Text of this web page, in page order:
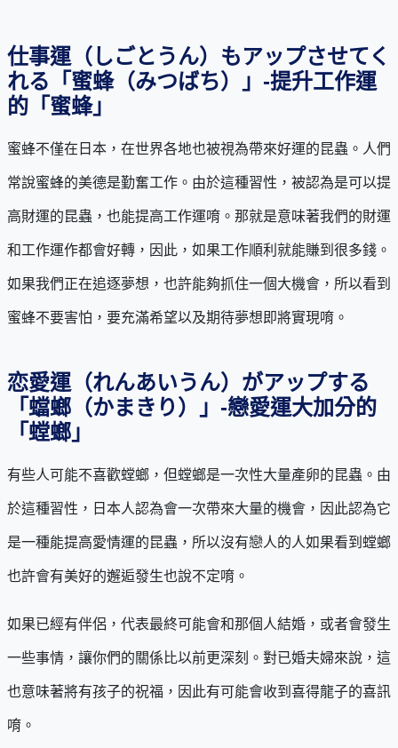
仕事運（しごとうん）もアップさせてく
れる「蜜蜂（みつばち）」-提升工作運
的「蜜蜂」
蜜蜂不僅在日本，在世界各地也被視為帶來好運的昆蟲。人們
常說蜜蜂的美德是勤奮工作。由於這種習性，被認為是可以提
高財運的昆蟲，也能提高工作運唷。那就是意味著我們的財運
和工作運作都會好轉，因此，如果工作順利就能賺到很多錢。
如果我們正在追逐夢想，也許能夠抓住一個大機會，所以看到
蜜蜂不要害怕，要充滿希望以及期待夢想即將實現唷。
恋愛運（れんあいうん）がアップする
「蟷螂（かまきり）」-戀愛運大加分的
「螳螂」
有些人可能不喜歡螳螂，但螳螂是一次性大量產卵的昆蟲。由
於這種習性，日本人認為會一次帶來大量的機會，因此認為它
是一種能提高愛情運的昆蟲，所以沒有戀人的人如果看到螳螂
也許會有美好的邂逅發生也說不定唷。
如果已經有伴侶，代表最終可能會和那個人結婚，或者會發生
一些事情，讓你們的關係比以前更深刻。對已婚夫婦來說，這
也意味著將有孩子的祝福，因此有可能會收到喜得龍子的喜訊
唷。